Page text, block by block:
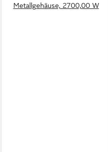
Metallgehäuse, 2700,00 W